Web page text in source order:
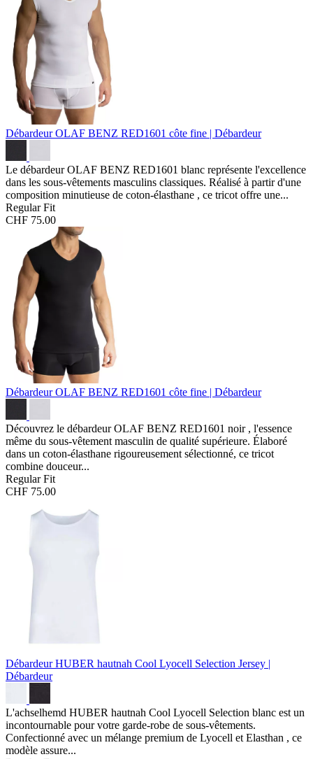
Débardeur OLAF BENZ RED1601 côte fine | Débardeur
Le débardeur OLAF BENZ RED1601 blanc représente l'excellence
dans les sous-vêtements masculins classiques. Réalisé à partir d'une
composition minutieuse de coton-élasthane , ce tricot offre une...
Regular Fit
CHF 75.00
Débardeur OLAF BENZ RED1601 côte fine | Débardeur
Découvrez le débardeur OLAF BENZ RED1601 noir , l'essence
même du sous-vêtement masculin de qualité supérieure. Élaboré
dans un coton-élasthane rigoureusement sélectionné, ce tricot
combine douceur...
Regular Fit
CHF 75.00
Débardeur HUBER hautnah Cool Lyocell Selection Jersey |
Débardeur
L'achselhemd HUBER hautnah Cool Lyocell Selection blanc est un
incontournable pour votre garde-robe de sous-vêtements.
Confectionné avec un mélange premium de Lyocell et Elasthan , ce
modèle assure...